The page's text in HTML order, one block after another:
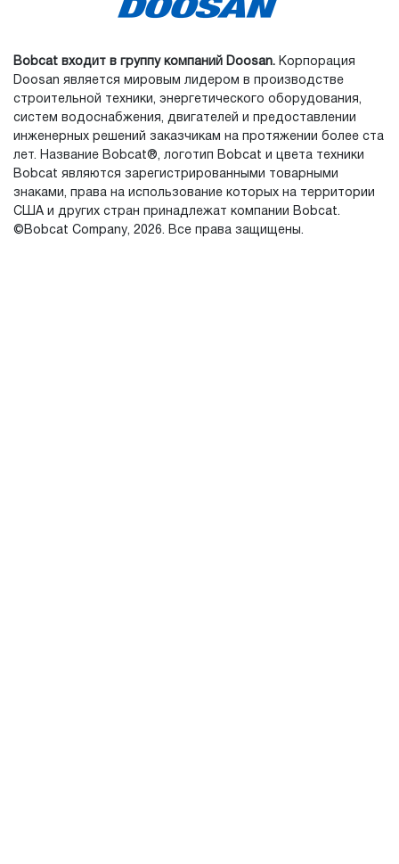
Bobcat входит в группу компаний Doosan. Корпорация
Doosan является мировым лидером в производстве
строительной техники, энергетического оборудования,
систем водоснабжения, двигателей и предоставлении
инженерных решений заказчикам на протяжении более ста
лет. Название Bobcat®, логотип Bobcat и цвета техники
Bobcat являются зарегистрированными товарными
знаками, права на использование которых на территории
США и других стран принадлежат компании Bobcat.
©Bobcat Company, 2026. Все права защищены.